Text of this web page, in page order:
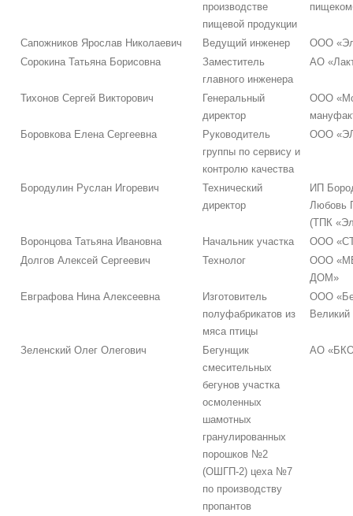
производстве
пищевой продукции
Сапожников Ярослав Николаевич Ведущий инженер
ООО
Сорокина Татьяна Борисовна
Заместитель
главного инженера
АО
Тихонов Сергей Викторович
Генеральный
директор
ООО
Боровкова Елена Сергеевна
Руководитель
группы по сервису и
контролю качества
ООО
Бородулин Руслан Игоревич
Технический
директор
ИП
Любовь
(ТПК
Воронцова Татьяна Ивановна
Начальник участка
ООО
Долгов Алексей Сергеевич
Технолог
ООО
ДОМ»
Евграфова Нина Алексеевна
Изготовитель
полуфабрикатов из
мяса птицы
ООО
Великий
Зеленский Олег Олегович
Бегунщик
смесительных
бегунов участка
осмоленных
шамотных
гранулированных
порошков №2
(ОШГП-2) цеха №7
по производству
пропантов
АО